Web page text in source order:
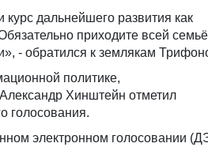
дальнейшего развития как
приходите всей
- обратился к землякам
политике,
Хинштейн отметил
голосования.
электронном голосовании